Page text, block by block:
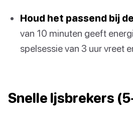
Houd het passend bij
van 10 minuten geeft
spelsessie van 3 uur vreet
Snelle Ijsbrekers